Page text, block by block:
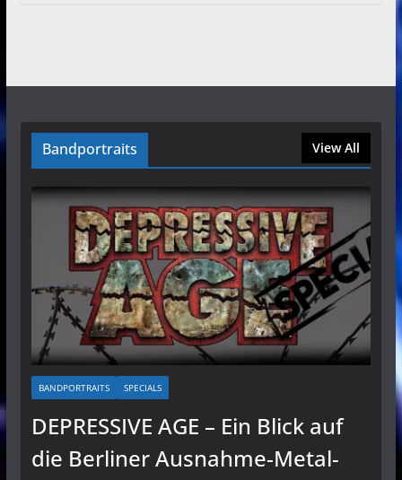
Bandportraits View All
BANDPORTRAITS SPECIALS
DEPRESSIVE AGE – Ein Blick auf
die Berliner Ausnahme-Metal-